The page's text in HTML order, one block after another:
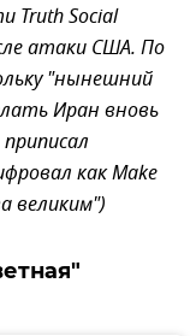
Truth Social
атаки США. По
"нынешний
Иран вновь
как Make
великим")